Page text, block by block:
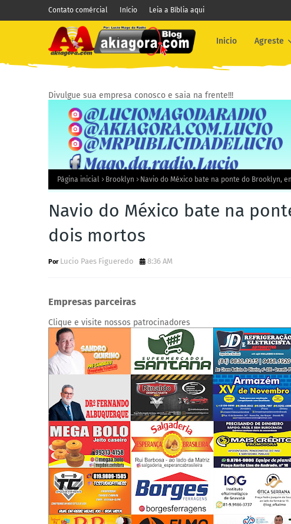
Contato comércial Início Leia a Bíblia aqui
Inicio Agreste
Divulgue sua empresa conosco e saia na frente!!!
Página inicial Brooklyn Navio do México bate na ponte do Brooklyn,
Navio do México bate na
dois mortos
Lucio Paes Figueredo 8:36 AM
Empresas parceiras
Clique e visite nossos patrocinadores